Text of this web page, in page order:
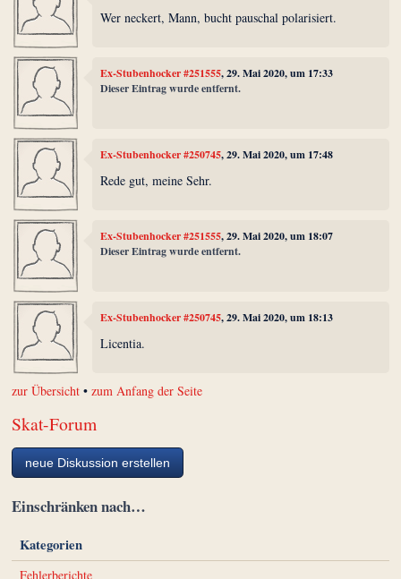
Wer neckert, Mann, bucht pauschal polarisiert.
Ex-Stubenhocker #251555, 29. Mai 2020, um 17:33
Dieser Eintrag wurde entfernt.
Ex-Stubenhocker #250745, 29. Mai 2020, um 17:48
Rede gut, meine Sehr.
Ex-Stubenhocker #251555, 29. Mai 2020, um 18:07
Dieser Eintrag wurde entfernt.
Ex-Stubenhocker #250745, 29. Mai 2020, um 18:13
Licentia.
zur Übersicht •zum Anfang der Seite
Skat-Forum
neue Diskussion erstellen
Einschränken nach…
Kategorien
Fehlerberichte